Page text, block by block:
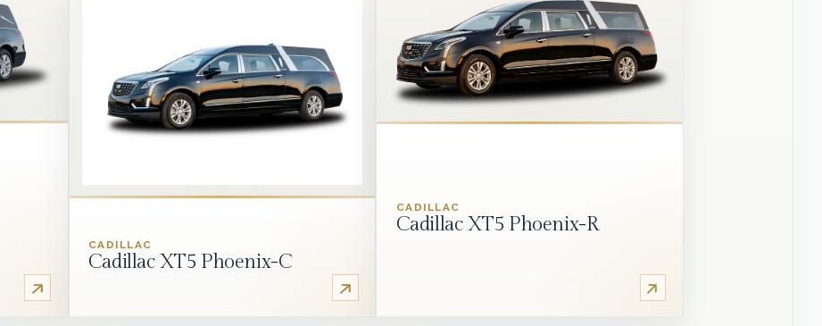
CADILLAC
Cadillac XT5 Phoenix-C
CADILLAC
Cadillac XT5 Phoenix-R